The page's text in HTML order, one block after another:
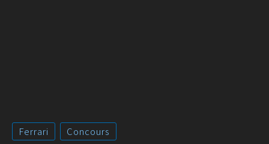
Ferrari
Concours